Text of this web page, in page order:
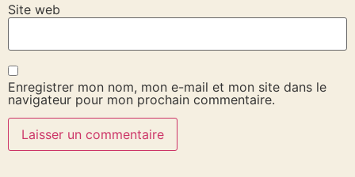
Site web
Enregistrer mon nom, mon e-mail et mon site dans le
navigateur pour mon prochain commentaire.